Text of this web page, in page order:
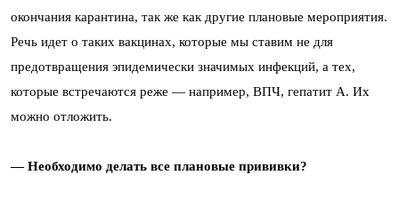
окончания карантина, так же как другие плановые мероприятия.
Речь идет о таких вакцинах, которые мы ставим не для
предотвращения эпидемически значимых инфекций, а тех,
которые встречаются реже — например, ВПЧ, гепатит А. Их
можно отложить.
— Необходимо делать все плановые прививки?